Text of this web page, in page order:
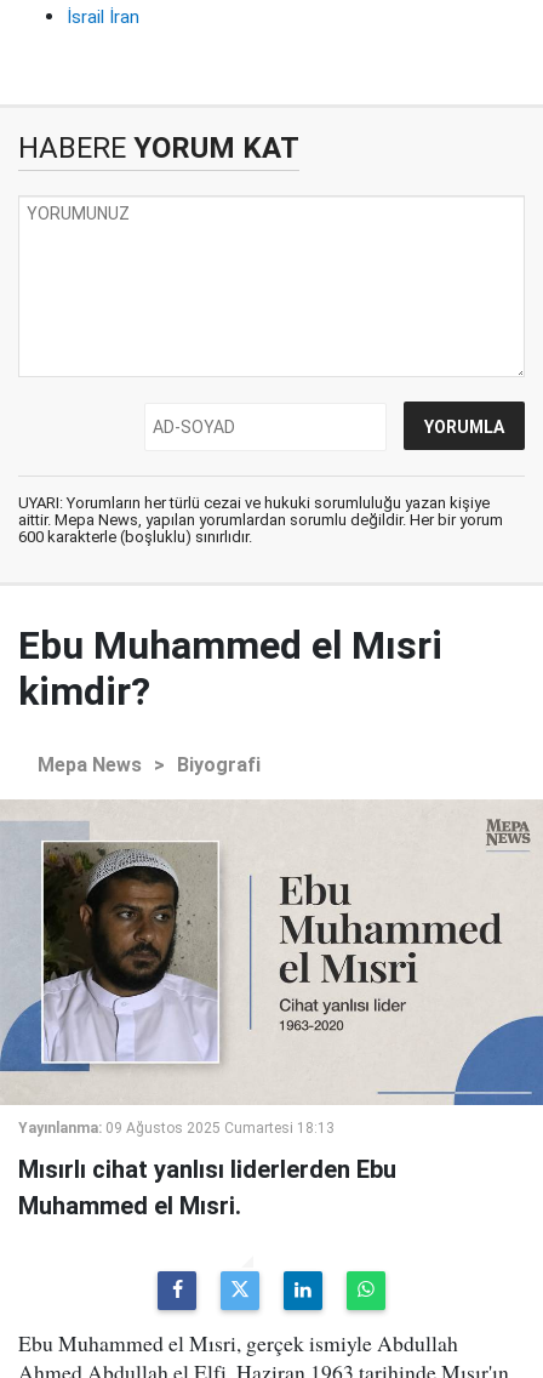
İsrail İran
HABERE YORUM KAT
UYARI: Yorumların her türlü cezai ve hukuki sorumluluğu yazan kişiye
aittir. Mepa News, yapılan yorumlardan sorumlu değildir. Her bir yorum
600 karakterle (boşluklu) sınırlıdır.
Ebu Muhammed el Mısri
kimdir?
Mepa News > Biyografi
Yayınlanma: 09 Ağustos 2025 Cumartesi 18:13
Mısırlı cihat yanlısı liderlerden Ebu
Muhammed el Mısri.
Ebu Muhammed el Mısri, gerçek ismiyle Abdullah
Ahmed Abdullah el Elfi, Haziran 1963 tarihinde Mısır'ın